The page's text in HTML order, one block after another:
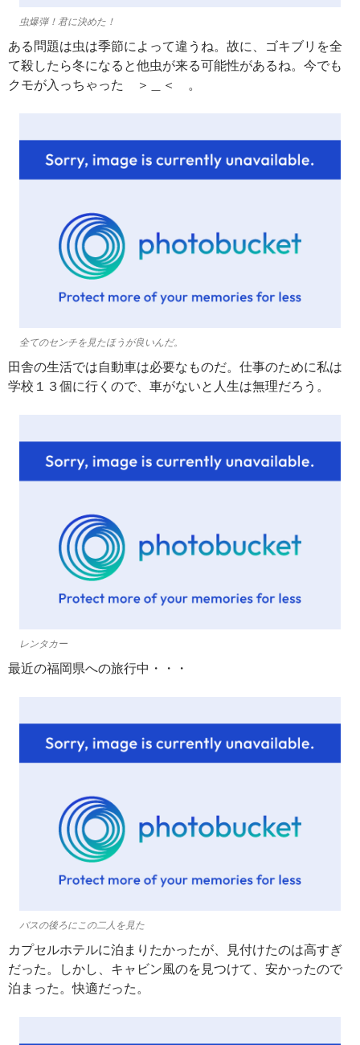
虫爆弾！君に決めた！
ある問題は虫は季節によって違うね。故に、ゴキブリを全
て殺したら冬になると他虫が来る可能性があるね。今でも
クモが入っちゃった ＞＿＜ 。
全てのセンチを見たほうが良いんだ。
田舎の生活では自動車は必要なものだ。仕事のために私は
学校１３個に行くので、車がないと人生は無理だろう。
レンタカー
最近の福岡県への旅行中・・・
バスの後ろにこの二人を見た
カプセルホテルに泊まりたかったが、見付けたのは高すぎ
だった。しかし、キャビン風のを見つけて、安かったので
泊まった。快適だった。